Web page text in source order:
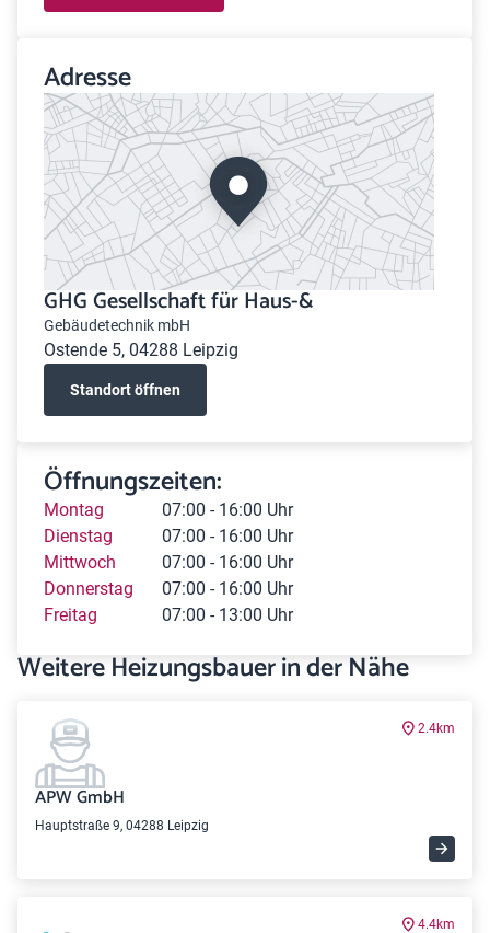
Adresse
GHG Gesellschaft für Haus-&
Gebäudetechnik mbH
Ostende 5, 04288 Leipzig
Standort öffnen
Öffnungszeiten:
Montag
07:00 - 16:00 Uhr
Dienstag
07:00 - 16:00 Uhr
Mittwoch
07:00 - 16:00 Uhr
Donnerstag
07:00 - 16:00 Uhr
Freitag
07:00 - 13:00 Uhr
Weitere Heizungsbauer in der Nähe
2.4km
APW GmbH
Hauptstraße 9, 04288 Leipzig
4.4km